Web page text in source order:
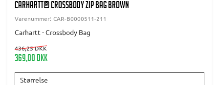
CARHARTT® CROSSBODY ZIP BAG BROWN
Varenummer: CAR-B0000511-211
Carhartt - Crossbody Bag
436,25 DKK
369,00 DKK
Størrelse